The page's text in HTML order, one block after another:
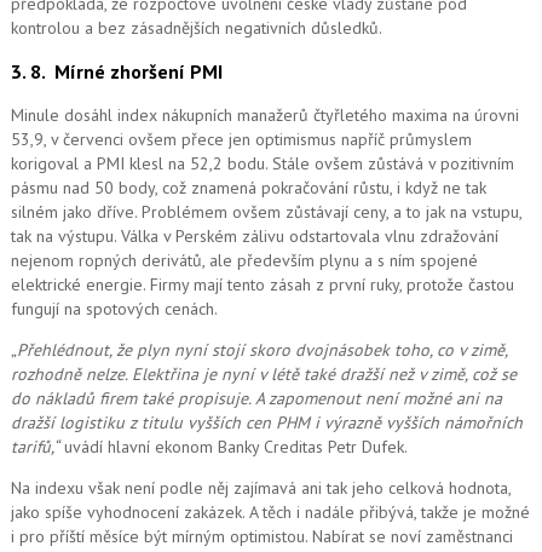
kontrolou a bez zásadnějších negativních důsledků.
3. 8. Mírné zhoršení PMI
Minule dosáhl index nákupních manažerů čtyřletého maxima na úrovni
53,9, v červenci ovšem přece jen optimismus napříč průmyslem
korigoval a PMI klesl na 52,2 bodu. Stále ovšem zůstává v pozitivním
pásmu nad 50 body, což znamená pokračování růstu, i když ne tak
silném jako dříve. Problémem ovšem zůstávají ceny, a to jak na vstupu,
tak na výstupu. Válka v Perském zálivu odstartovala vlnu zdražování
nejenom ropných derivátů, ale především plynu a s ním spojené
elektrické energie. Firmy mají tento zásah z první ruky, protože častou
fungují na spotových cenách.
„Přehlédnout, že plyn nyní stojí skoro dvojnásobek toho, co v zimě,
rozhodně nelze. Elektřina je nyní v létě také dražší než v zimě, což se
do nákladů firem také propisuje. A zapomenout není možnéani na
dražší logistiku z titulu vyšších cen PHM i výrazně vyšších námořních
tarifů,“uvádí hlavní ekonom Banky Creditas Petr Dufek.
Na indexu však není podle něj zajímavá ani tak jeho celková hodnota,
jako spíše vyhodnocení zakázek. A těch i nadále přibývá, takže je možné
i pro příští měsíce být mírným optimistou. Nabírat se noví zaměstnanci